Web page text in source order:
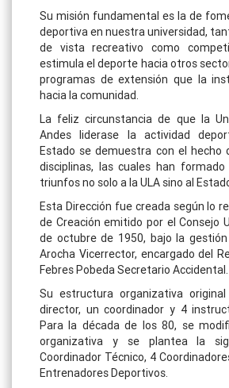
Su misión fundamental es la de
deportiva en nuestra universidad,
de vista recreativo como
estimula el deporte hacia otros
programas de extensión que la
hacia la comunidad.
La feliz circunstancia de que la
Andes liderase la actividad
Estado se demuestra con el hecho
disciplinas, las cuales han
triunfos no solo a la ULA sino al
Esta Dirección fue creada según lo
de Creación emitido por el Consejo
de octubre de 1950, bajo la
Arocha Vicerrector, encargado del
Febres Pobeda Secretario Accidental.
Su estructura organizativa
director, un coordinador y 4
Para la década de los 80, se
organizativa y se plantea la
Coordinador Técnico, 4
Entrenadores Deportivos.